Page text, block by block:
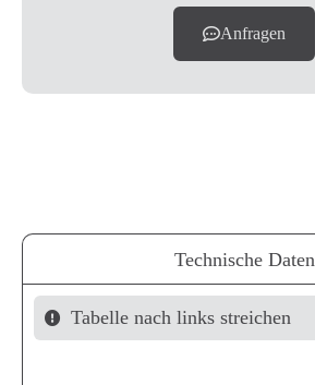
Anfragen
Technische Daten
Tabelle nach links streichen